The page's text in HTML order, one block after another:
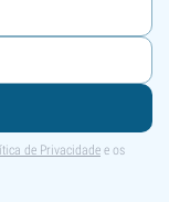
de Privacidade e os